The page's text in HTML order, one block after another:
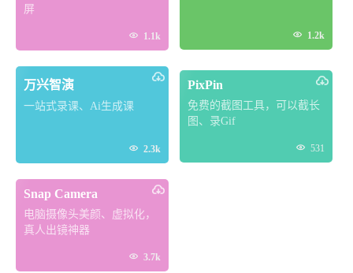
屏
 1.1k  1.2k
万兴智演
一站式录课、Ai生成课
 2.3k
PixPin
免费的截图工具，可以截长
图、录Gif
 531
Snap Camera
电脑摄像头美颜、虚拟化，
真人出镜神器
 3.7k